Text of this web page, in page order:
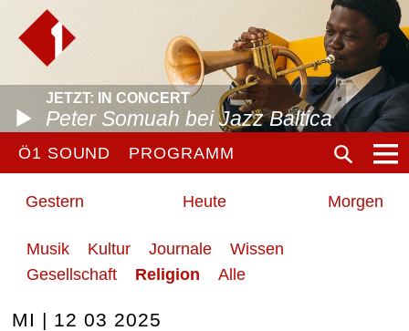
JETZT: IN CONCERT
Peter Somuah bei Jazz Baltica
Ö1 SOUND PROGRAMM
Gestern Heute Morgen
Musik Kultur Journale
Wissen
Gesellschaft
Religion Alle
MI | 12 03 2025